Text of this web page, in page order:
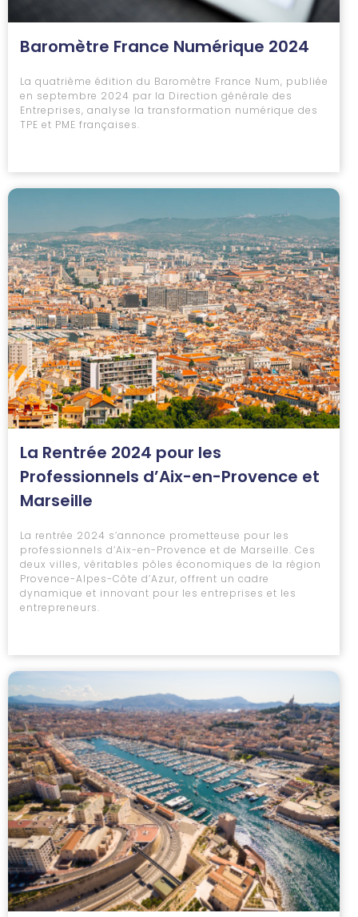
Baromètre France Numérique 2024
La quatrième édition du Baromètre France Num, publiée
en septembre 2024 par la Direction générale des
Entreprises, analyse la transformation numérique des
TPE et PME françaises.
La Rentrée 2024 pour les
Professionnels d’Aix-en-Provence et
Marseille
La rentrée 2024 s’annonce prometteuse pour les
professionnels d’Aix-en-Provence et de Marseille. Ces
deux villes, véritables pôles économiques de la région
Provence-Alpes-Côte d’Azur, offrent un cadre
dynamique et innovant pour les entreprises et les
entrepreneurs.